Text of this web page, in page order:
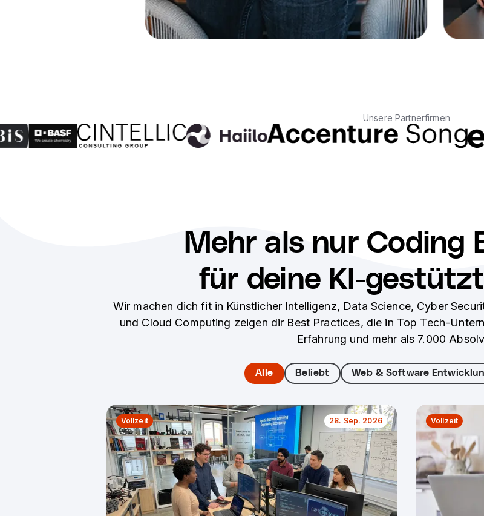
Unsere Partnerfirmen
Mehr als nur Coding
für deine KI-
Wir machen dich fit in Künstlicher Intelligenz, Data Science, Cyber
und Cloud Computing zeigen dir Best Practices, die in Top Tech-
Erfahrung und mehr als 7.000
Alle Beliebt Web & Software
28. Sep. 2026
Vollzeit Vollzeit